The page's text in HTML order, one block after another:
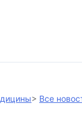
> Все